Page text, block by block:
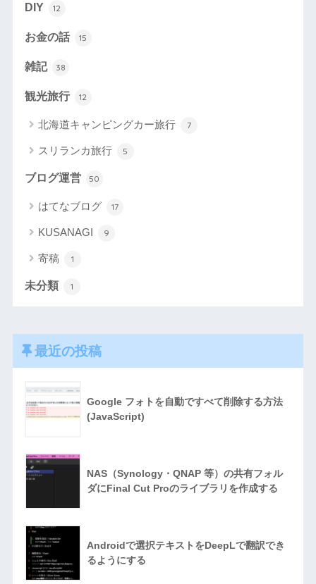
DIY 12
お金の話 15
雑記 38
観光旅行 12
北海道キャンピングカー旅行 7
スリランカ旅行 5
ブログ運営 50
はてなブログ 17
KUSANAGI 9
寄稿 1
未分類 1
最近の投稿
Google フォトを自動ですべて削除する方法
(JavaScript)
NAS（Synology・QNAP 等）の共有フォル
ダにFinal Cut Proのライブラリを作成する
Androidで選択テキストをDeepLで翻訳でき
るようにする